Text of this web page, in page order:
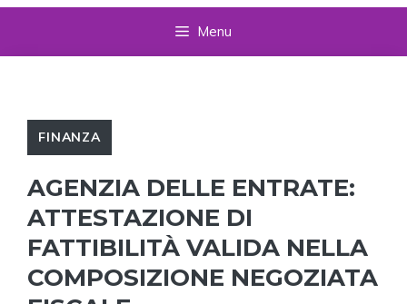
Menu
FINANZA
AGENZIA DELLE ENTRATE:
ATTESTAZIONE DI
FATTIBILITÀ VALIDA NELLA
COMPOSIZIONE NEGOZIATA